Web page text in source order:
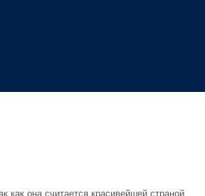
как она считается красивейшей страной